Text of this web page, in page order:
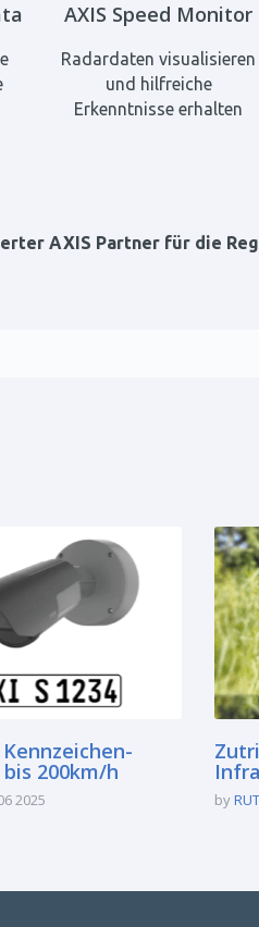
AXIS Speed Monitor
Radardaten visualisieren
und hilfreiche
Erkenntnisse erhalten
AXIS Partner für die
200km/h
2025 by